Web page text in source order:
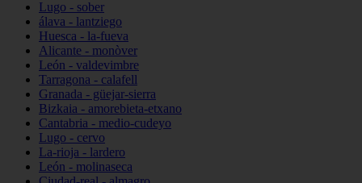
Lugo - sober
álava - lantziego
Huesca - la-fueva
Alicante - monòver
León - valdevimbre
Tarragona - calafell
Granada - güejar-sierra
Bizkaia - amorebieta-etxano
Cantabria - medio-cudeyo
Lugo - cervo
La-rioja - lardero
León - molinaseca